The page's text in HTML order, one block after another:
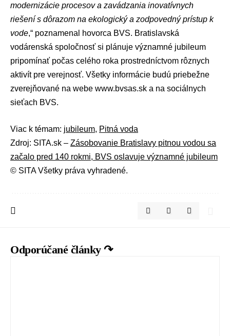
modernizácie procesov a zavádzania inovatívnych
riešení s dôrazom na ekologický a zodpovedný prístup k
vode,“ poznamenal hovorca BVS. Bratislavská
vodárenská spoločnosť si plánuje významné jubileum
pripomínať počas celého roka prostredníctvom rôznych
aktivít pre verejnosť. Všetky informácie budú priebežne
zverejňované na webe www.bvsas.sk a na sociálnych
sieťach BVS.
Viac k témam: jubileum, Pitná voda
Zdroj: SITA.sk – Zásobovanie Bratislavy pitnou vodou sa
začalo pred 140 rokmi, BVS oslavuje významné jubileum
© SITA Všetky práva vyhradené.
Odporúčané články ↷